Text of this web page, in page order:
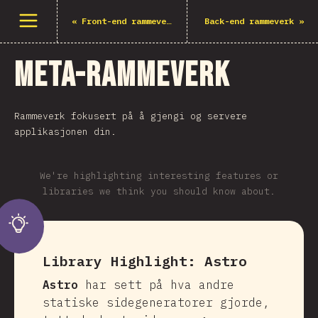
Åpne meny « Front-end rammeverk Back-end rammeverk »
Meta-rammeverk
Rammeverk fokusert på å gjengi og servere
applikasjonen din.
We're highlighting interesting features or
libraries we think you should know about.
Library Highlight: Astro
Astro har sett på hva andre
statiske sidegeneratorer gjorde,